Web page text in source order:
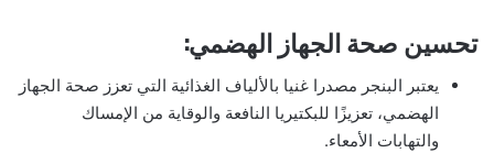
تحسين صحة الجهاز الهضمي:
يعتبر البنجر مصدرا غنيا بالألياف الغذائية التي تعزز صحة الجهاز
الهضمي، تعزيزًا للبكتيريا النافعة والوقاية من الإمساك
والتهابات الأمعاء.